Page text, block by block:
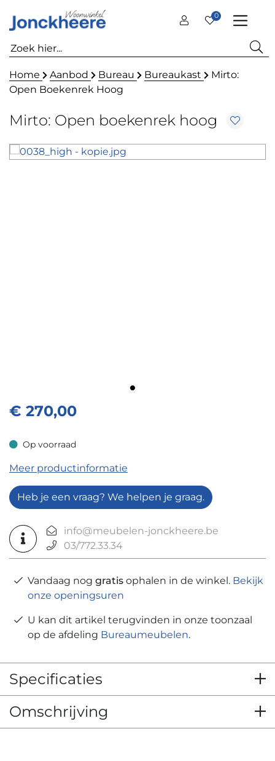
0
Home Aanbod Bureau Bureaukast
Mirto:
Open Boekenrek Hoog
Mirto: Open boekenrek hoog
€ 270,00
Op voorraad
Op voorraad
Meer productinformatie
Heb je een vraag? We helpen je graag.
info@meubelen-jonckheere.be
03/772.33.34
Vandaag nog gratis ophalen in de winkel. Bekijk
onze openingsuren
U kan dit artikel terugvinden in onze toonzaal
op de afdeling Bureaumeubelen.
Specificaties
Omschrijving